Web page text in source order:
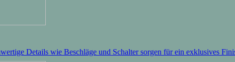
Details wie Beschläge und Schalter sorgen für ein exklusives